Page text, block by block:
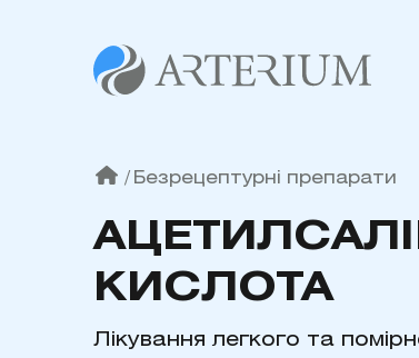
/ Безрецептурні препарати
КИСЛОТА
Лікування легкого та